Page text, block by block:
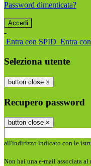
Password dimenticata?
-
Entra con SPID Entra
Seleziona utente
button close ×
Recupero password
button close ×
all'indirizzo indicato con le
Non hai una e-mail associata